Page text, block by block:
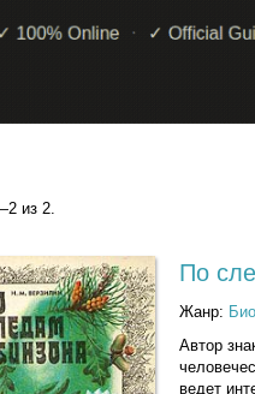
из 2.
По
Жанр:
Автор
ведет